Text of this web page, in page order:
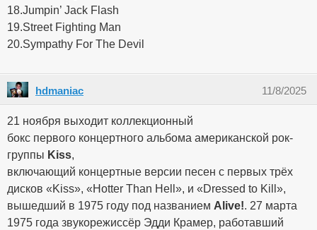
18.Jumpin’ Jack Flash
19.Street Fighting Man
20.Sympathy For The Devil
11/8/2025
hdmaniac
21 ноября выходит коллекционный
бокс первого концертного альбома американской рок-
группы Kiss,
включающий концертные версии песен с первых трёх
дисков «Kiss», «Hotter Than Hell», и «Dressed to Kill»,
вышедший в 1975 году под названием Alive!. 27 марта
1975 года звукорежиссёр Эдди Крамер, работавший